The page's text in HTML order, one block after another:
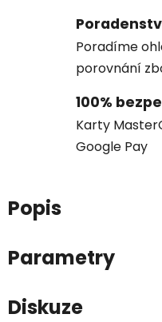
Poradíme
porovnání
100%
Karty
Google Pay
Popis
Parametry
Diskuze